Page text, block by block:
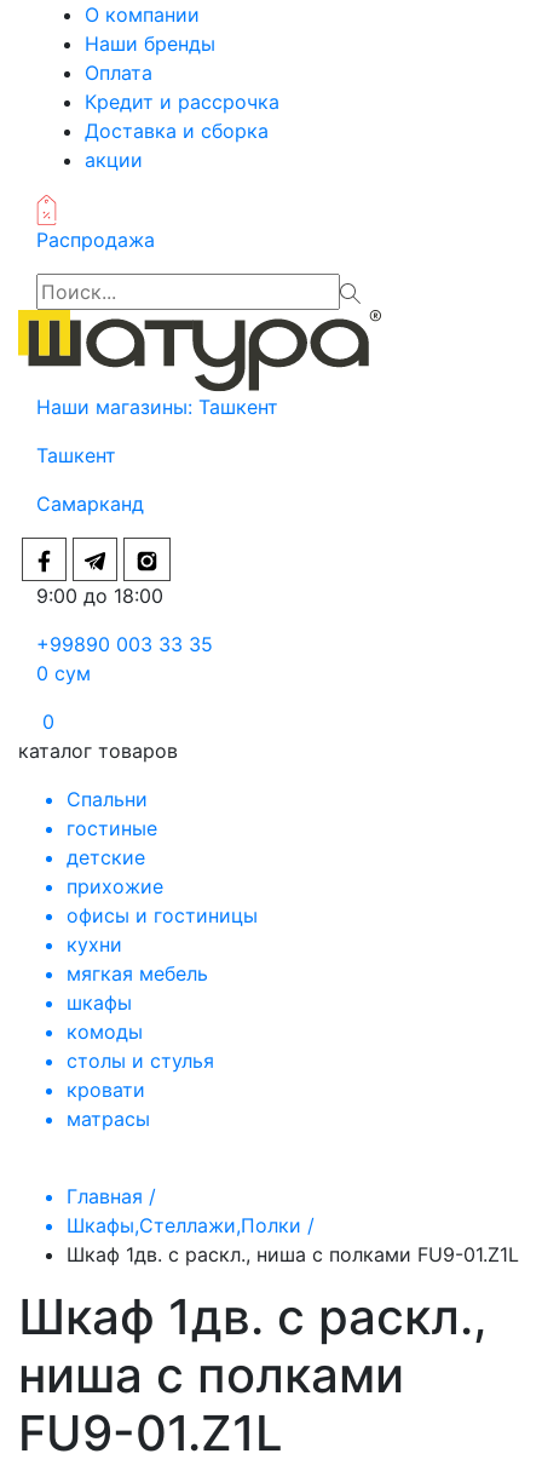
О компании
Наши бренды
Оплата
Кредит и рассрочка
Доставка и сборка
акции
Распродажа
Наши магазины: Ташкент
Ташкент
Самарканд
9:00 до 18:00
+99890 003 33 35
0 сум
0
каталог товаров
Спальни
гостиные
детские
прихожие
офисы и гостиницы
кухни
мягкая мебель
шкафы
комоды
столы и стулья
кровати
матрасы
Главная /
Шкафы,Стеллажи,Полки /
Шкаф 1дв. с раскл., ниша с полками FU9-01.Z1L
Шкаф 1дв. с раскл.,
ниша с полками
FU9-01.Z1L